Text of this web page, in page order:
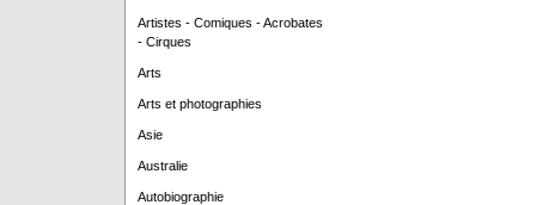
Artistes - Comiques - Acrobates
- Cirques
Arts
Arts et photographies
Asie
Australie
Autobiographie